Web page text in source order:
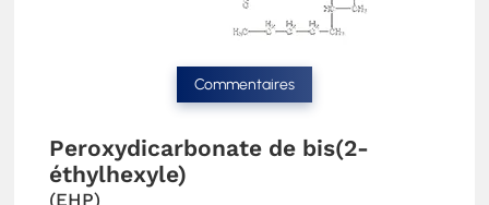
Commentaires
Peroxydicarbonate de bis(2-
éthylhexyle)
(EHP)